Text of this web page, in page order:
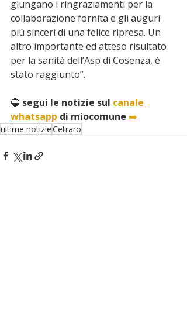
giungano i ringraziamenti per la
collaborazione fornita e gli auguri
più sinceri di una felice ripresa. Un
altro importante ed atteso risultato
per la sanità dell’Asp di Cosenza, è
stato raggiunto”.
🔵 segui le notizie sul canale
whatsapp di miocomune ➡️
ultime notizieCetraro